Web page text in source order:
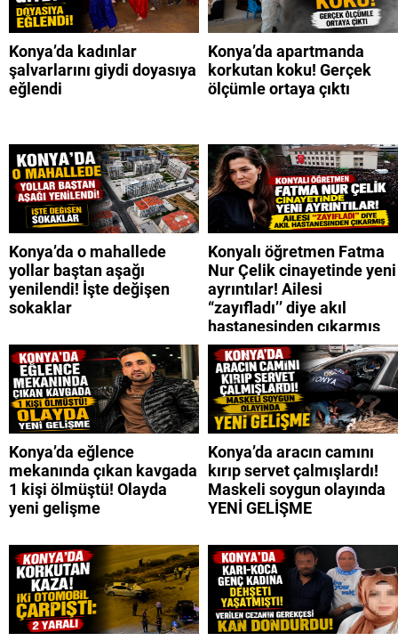
Konya’da kadınlar
şalvarlarını giydi doyasıya
eğlendi
Konya’da apartmanda
korkutan koku! Gerçek
ölçümle ortaya çıktı
Konya’da o mahallede
yollar baştan aşağı
yenilendi! İşte değişen
sokaklar
Konyalı öğretmen Fatma
Nur Çelik cinayetinde yeni
ayrıntılar! Ailesi
“zayıfladı’’ diye akıl
hastanesinden çıkarmış
Konya’da eğlence
mekanında çıkan kavgada
1 kişi ölmüştü! Olayda
yeni gelişme
Konya’da aracın camını
kırıp servet çalmışlardı!
Maskeli soygun olayında
YENİ GELİŞME